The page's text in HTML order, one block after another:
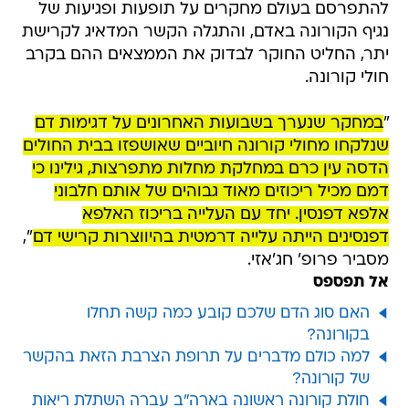
להתפרסם בעולם מחקרים על תופעות ופגיעות של
נגיף הקורונה באדם, והתגלה הקשר המדאיג לקרישת
יתר, החליט החוקר לבדוק את הממצאים ההם בקרב
חולי קורונה.
"במחקר שנערך בשבועות האחרונים על דגימות דם
שנלקחו מחולי קורונה חיוביים שאושפזו בבית החולים
הדסה עין כרם במחלקת מחלות מתפרצות, גילינו כי
דמם מכיל ריכוזים מאוד גבוהים של אותם חלבוני
אלפא דפנסין. יחד עם העלייה בריכוז האלפא
דפנסינים הייתה עלייה דרמטית בהיווצרות קרישי דם",
מסביר פרופ' חג'אזי.
אל תפספס
האם סוג הדם שלכם קובע כמה קשה תחלו
בקורונה?
למה כולם מדברים על תרופת הצרבת הזאת בהקשר
של קורונה?
חולת קורונה ראשונה בארה"ב עברה השתלת ריאות